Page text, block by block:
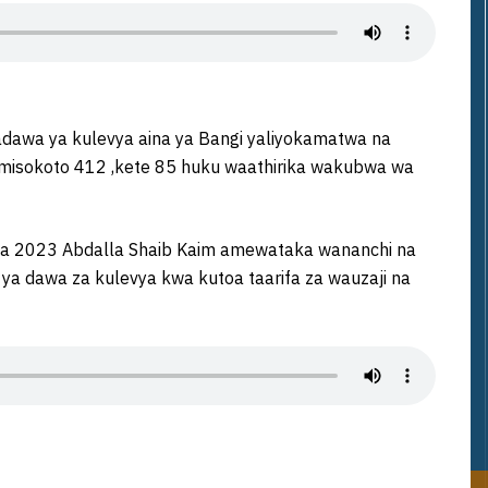
ya kulevya aina ya Bangi yaliyokamatwa na
412 ,kete 85 huku waathirika wakubwa wa
2023 Abdalla Shaib Kaim amewataka wananchi na
dawa za kulevya kwa kutoa taarifa za wauzaji na